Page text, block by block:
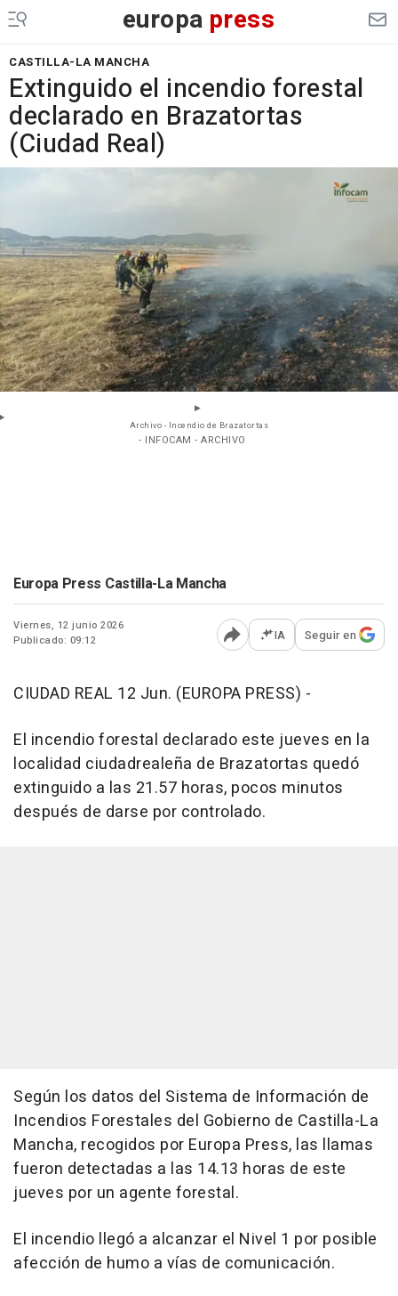
europa press
CASTILLA-LA MANCHA
Extinguido el incendio forestal
declarado en Brazatortas
(Ciudad Real)
Archivo - Incendio de Brazatortas
- INFOCAM - ARCHIVO
Europa Press Castilla-La Mancha
Viernes, 12 junio 2026
Publicado: 09:12
Abrir opciones para
IA Seguir en
CIUDAD REAL 12 Jun. (EUROPA PRESS) -
El incendio forestal declarado este jueves en la
localidad ciudadrealeña de Brazatortas quedó
extinguido a las 21.57 horas, pocos minutos
después de darse por controlado.
Según los datos del Sistema de Información de
Incendios Forestales del Gobierno de Castilla-La
Mancha, recogidos por Europa Press, las llamas
fueron detectadas a las 14.13 horas de este
jueves por un agente forestal.
El incendio llegó a alcanzar el Nivel 1 por posible
afección de humo a vías de comunicación.